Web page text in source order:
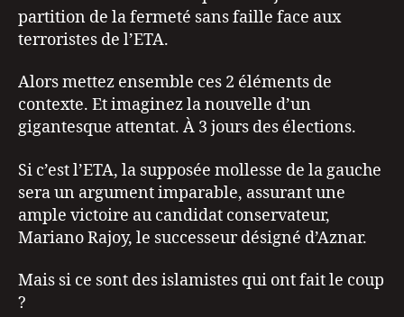
partition de la fermeté sans faille face aux
terroristes de l’ETA.
Alors mettez ensemble ces 2 éléments de
contexte. Et imaginez la nouvelle d’un
gigantesque attentat. À 3 jours des élections.
Si c’est l’ETA, la supposée mollesse de la gauche
sera un argument imparable, assurant une
ample victoire au candidat conservateur,
Mariano Rajoy, le successeur désigné d’Aznar.
Mais si ce sont des islamistes qui ont fait le coup
?